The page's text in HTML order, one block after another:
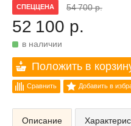
СПЕЦЦЕНА 54 700 р.
52 100 р.
в наличии
Положить в
Сравнить Добавить в
Описание